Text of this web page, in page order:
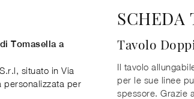
Tomasella a
situato in Via
personalizzata per
SCHEDA
Tavolo
Il tavolo
per le sue linee
spessore. Grazie